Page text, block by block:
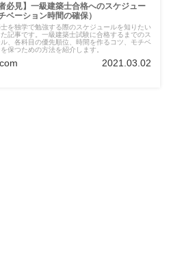
者必見】一級建築士合格へのスケジュー
ベーション時間の確保）
を独学で勉強する際のスケジュールを知りたい
記事です。一級建築士試験に合格するまでのス
、各科目の優先順位、時間を作るコツ、モチベ
保つための方法を紹介します。
2021.03.02